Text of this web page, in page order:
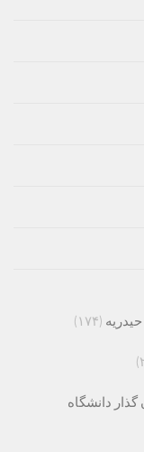
(۱۷۴)
دانشگاه